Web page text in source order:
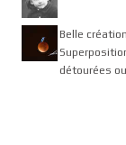
Belle
détourées